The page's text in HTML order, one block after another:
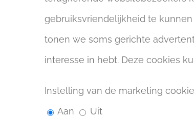
gebruiksvriendelijkheid te
tonen we soms gerichte
interesse in hebt. Deze cookies
Instelling van de marketing
Aan
Uit